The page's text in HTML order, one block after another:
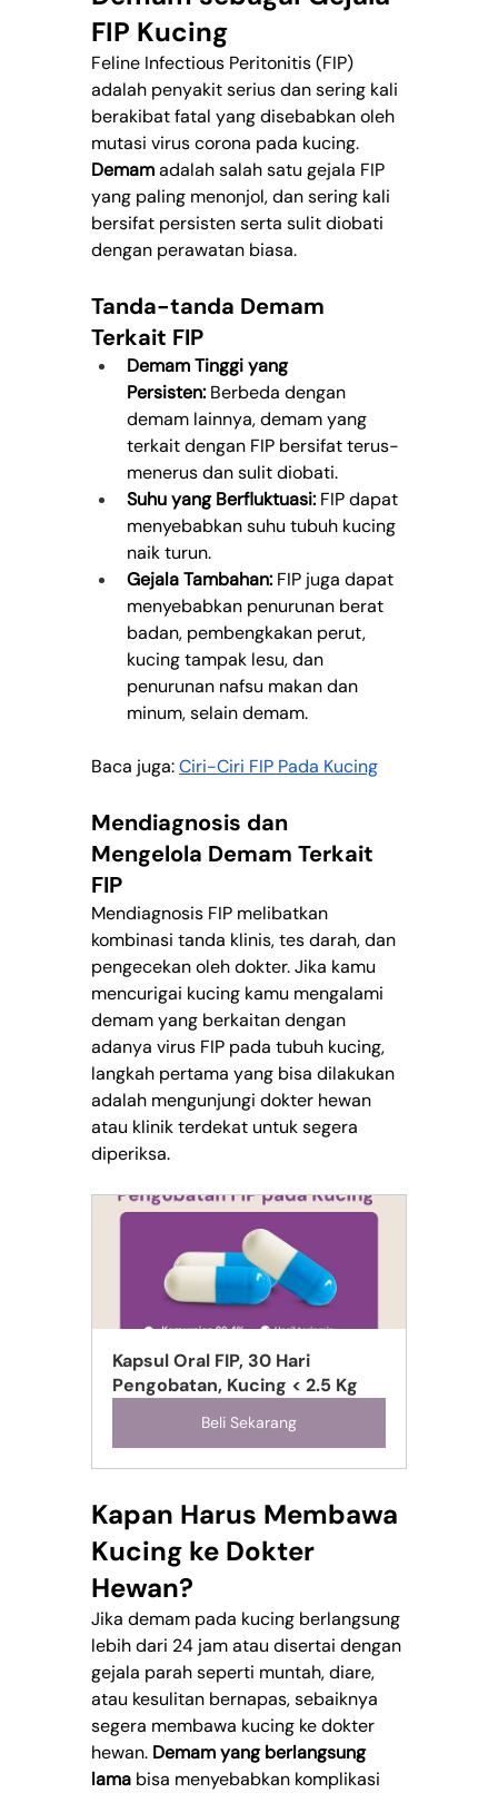
FIP Kucing
Feline Infectious Peritonitis (FIP)
adalah penyakit serius dan sering kali
berakibat fatal yang disebabkan oleh
mutasi virus corona pada kucing.
Demam adalah salah satu gejala FIP
yang paling menonjol, dan sering kali
bersifat persisten serta sulit diobati
dengan perawatan biasa.
Tanda-tanda Demam
Terkait FIP
Demam Tinggi yang
Persisten: Berbeda dengan
demam lainnya, demam yang
terkait dengan FIP bersifat terus-
menerus dan sulit diobati.
Suhu yang Berfluktuasi: FIP dapat
menyebabkan suhu tubuh kucing
naik turun.
Gejala Tambahan: FIP juga dapat
menyebabkan penurunan berat
badan, pembengkakan perut,
kucing tampak lesu, dan
penurunan nafsu makan dan
minum, selain demam.
Baca juga: Ciri-Ciri FIP Pada Kucing
Mendiagnosis dan
Mengelola Demam Terkait
FIP
Mendiagnosis FIP melibatkan
kombinasi tanda klinis, tes darah, dan
pengecekan oleh dokter. Jika kamu
mencurigai kucing kamu mengalami
demam yang berkaitan dengan
adanya virus FIP pada tubuh kucing,
langkah pertama yang bisa dilakukan
adalah mengunjungi dokter hewan
atau klinik terdekat untuk segera
diperiksa.
Kapsul Oral FIP, 30 Hari
Pengobatan, Kucing < 2.5 Kg
Beli Sekarang
Kapan Harus Membawa
Kucing ke Dokter
Hewan?
Jika demam pada kucing berlangsung
lebih dari 24 jam atau disertai dengan
gejala parah seperti muntah, diare,
atau kesulitan bernapas, sebaiknya
segera membawa kucing ke dokter
hewan. Demam yang berlangsung
lama bisa menyebabkan komplikasi